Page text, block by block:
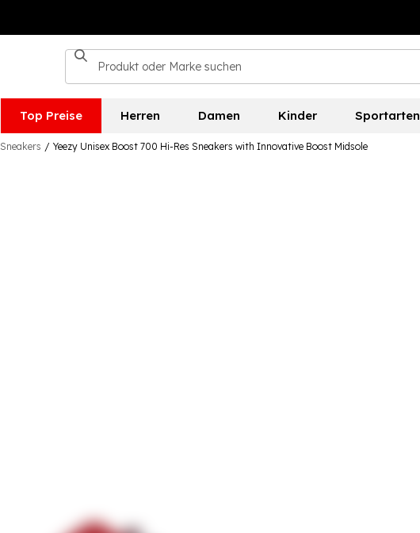
Top Preise Herren Damen Kinder Sportarten
Sneakers / Yeezy Unisex Boost 700 Hi-Res Sneakers with Innovative Boost Midsole